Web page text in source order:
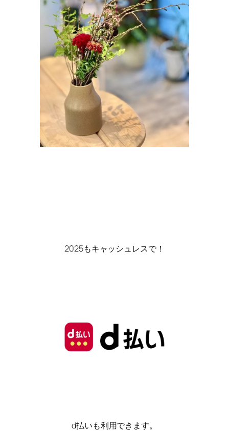
2025もキャッシュレスで！
d払いも利用できます。